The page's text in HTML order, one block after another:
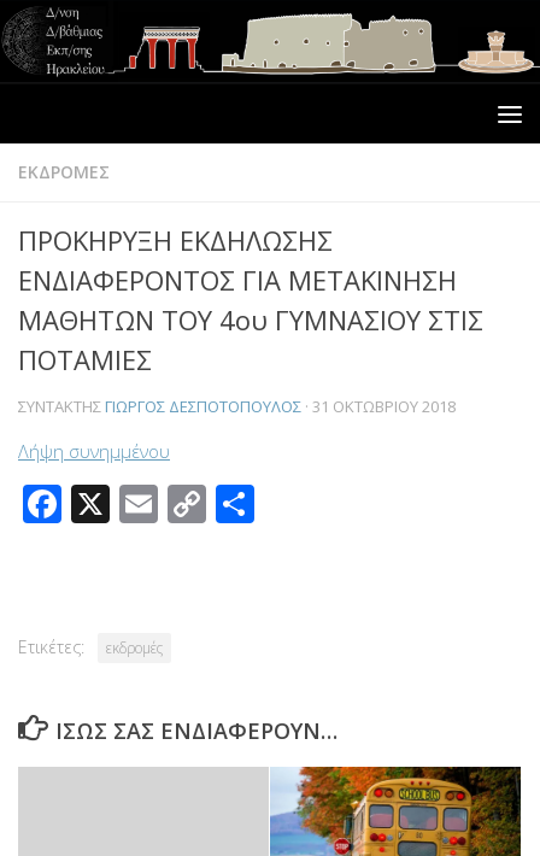
ΕΚΔΡΟΜΕΣ
ΠΡΟΚΗΡΥΞΗ ΕΚΔΗΛΩΣΗΣ
ΕΝΔΙΑΦΕΡΟΝΤΟΣ ΓΙΑ ΜΕΤΑΚΙΝΗΣΗ
ΜΑΘΗΤΩΝ ΤΟΥ 4ου ΓΥΜΝΑΣΙΟΥ ΣΤΙΣ
ΠΟΤΑΜΙΕΣ
ΣΥΝΤΆΚΤΗΣ ΓΙΏΡΓΟΣ ΔΕΣΠΟΤΌΠΟΥΛΟΣ · 31 ΟΚΤΩΒΡΊΟΥ 2018
Λήψη συνημμένου
Facebook
X Email
Copy
Ετικέτες: εκδρομές
ΊΣΩΣ ΣΑΣ ΕΝΔΙΑΦΈΡΟΥΝ…